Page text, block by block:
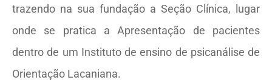
trazendo na sua fundação a Seção Clínica, lugar
onde se pratica a Apresentação de pacientes
dentro de um Instituto de ensino de psicanálise de
Orientação Lacaniana.